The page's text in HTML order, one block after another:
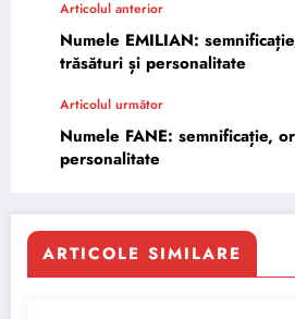
Articolul anterior
Numele EMILIAN:
trăsături și personalitate
Articolul următor
Numele FANE: semnificație,
personalitate
ARTICOLE SIMILARE